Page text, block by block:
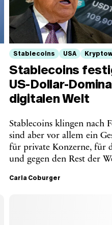
Stablecoins USA
Stablecoins
US-Dollar-
digitalen Welt
Stablecoins klingen nach
sind aber vor allem ein
für private Konzerne, für
und gegen den Rest der
Carla Coburger